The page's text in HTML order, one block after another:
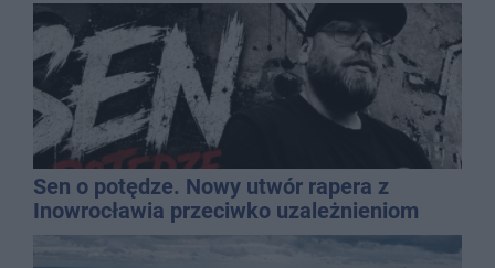
Sen o potędze. Nowy utwór rapera z
Inowrocławia przeciwko uzależnieniom